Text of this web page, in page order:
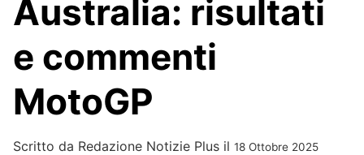
Australia: risultati
e commenti
MotoGP
Scritto da Redazione Notizie Plus il 18 Ottobre 2025